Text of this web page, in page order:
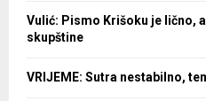
Vulić: Pismo Krišoku je lično,
skupštine
VRIJEME: Sutra nestabilno,